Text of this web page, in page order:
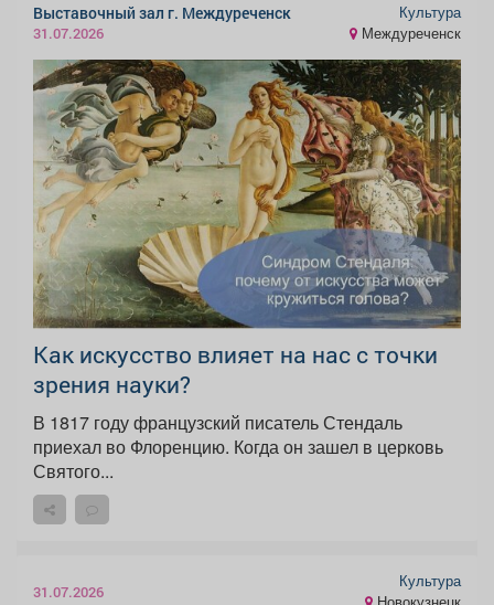
Выставочный зал г. Междуреченск
31.07.2026
Культура
Междуреченск
Как искусство влияет на нас с точки
зрения науки?
В 1817 году французский писатель Стендаль
приехал во Флоренцию. Когда он зашел в церковь
Святого...
31.07.2026
Культура